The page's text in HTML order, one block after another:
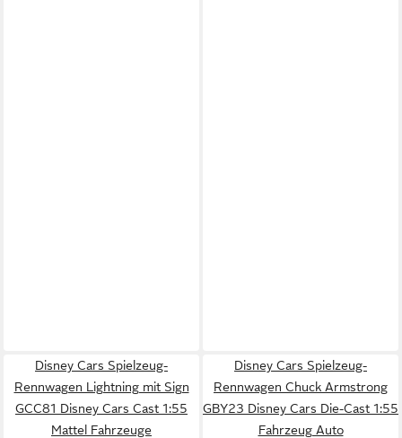
Disney Cars Spielzeug-
Rennwagen Lightning mit Sign
GCC81 Disney Cars Cast 1:55
Mattel Fahrzeuge
Disney Cars Spielzeug-
Rennwagen Chuck Armstrong
GBY23 Disney Cars Die-Cast 1:55
Fahrzeug Auto